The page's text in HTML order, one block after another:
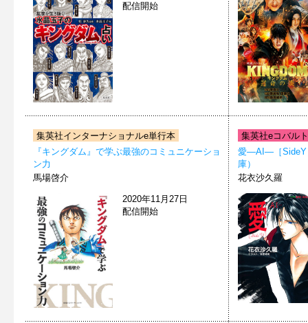
配信開始
集英社インターナショナルe単行本
『キングダム』で学ぶ最強のコミュニケーショ
ン力
馬場啓介
2020年11月27日
配信開始
集英社eコバル
愛―AI―［SideY
庫）
花衣沙久羅